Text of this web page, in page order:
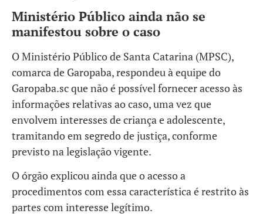
Ministério Público ainda não se
manifestou sobre o caso
O Ministério Público de Santa Catarina (MPSC),
comarca de Garopaba, respondeu à equipe do
Garopaba.sc que não é possível fornecer acesso às
informações relativas ao caso, uma vez que
envolvem interesses de criança e adolescente,
tramitando em segredo de justiça, conforme
previsto na legislação vigente.
O órgão explicou ainda que o acesso a
procedimentos com essa característica é restrito às
partes com interesse legítimo.